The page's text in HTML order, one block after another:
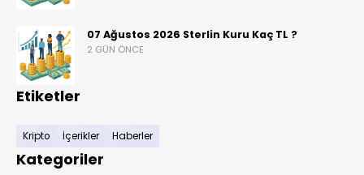
07 Ağustos 2026 Sterlin Kuru Kaç TL ?
2 GÜN ÖNCE
Etiketler
Kripto İçerikler Haberler
Kategoriler